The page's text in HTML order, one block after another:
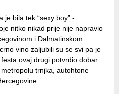
je bila tek “sexy boy” -
nitko nikad prije nije napravio
i Dalmatinskom
vino zaljubili su se svi pa je
ovaj drugi potvrdio dobar
trnjka, autohtone